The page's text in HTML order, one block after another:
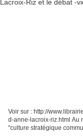
Voir sur : http://
d-anne-lacroix-riz.html Au
"culture stratégique